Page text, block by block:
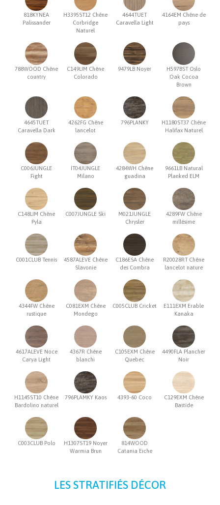
818KYNEA
Palissander
H3395ST12 Chêne
Corbridge
Naturel
4644TUET
Caravella Light
4164EM Chêne de
pays
788WOOD Chêne
country
C149LIM Chêne
Colorado
9479LB Noyer
H597BST Oslo
Oak Cocoa
Brown
4645TUET
Caravella Dark
4262FG Chêne
lancelot
796PLANKY
H1180ST37 Chêne
Halifax Naturel
C006JUNGLE
Fight
IT04JUNGLE
Milano
4284WH Chêne
guadina
9661LB Natural
Planked ELM
C148LIM Chêne
Pyla
C007JUNGLE Ski
M021JUNGLE
Chrysler
4289FW Chêne
millésime
C001CLUB Tennis
4587ALEVE Chêne
Slavonie
C186ESA Chêne
des Combra
R20028RT Chêne
lancelot nature
4344FW Chêne
rustique
C081EXM Chêne
Mondego
C005CLUB Cricket
E111EXM Erable
Kanaka
4617ALEVE Noce
Carya Light
4367R Chêne
blanchi
C105EXM Chêne
Quebec
4490FLA Plancher
Noir
H1145ST10 Chêne
Bardolino naturel
796PLAMKY Kaos 4393-60 Coco
C129EXM Chêne
Bastide
C003CLUB Polo
H1307ST19 Noyer
Warmia Brun
814WOOD
Catania Eiche
LES STRATIFIÉS DÉCOR